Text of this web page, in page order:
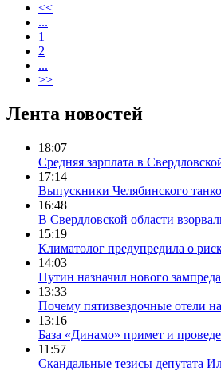
<<
...
1
2
...
>>
Лента новостей
18:07
Средняя зарплата в
17:14
Выпускники Челябинского
16:48
В Свердловской области
15:19
Климатолог предупредила о
14:03
Путин назначил нового
13:33
Почему пятизвездочные отели
13:16
База «Динамо» примет и
11:57
Скандальные тезисы депутата